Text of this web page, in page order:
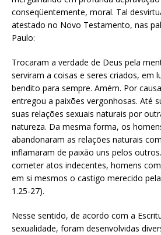
conseqüentemente, moral. Tal
atestado no Novo Testamento, nas
Paulo:
Trocaram a verdade de Deus pela
serviram a coisas e seres criados, em
bendito para sempre. Amém. Por
entregou a paixões vergonhosas. Até
suas relações sexuais naturais por
natureza. Da mesma forma, os
abandonaram as relações naturais
inflamaram de paixão uns pelos
cometer atos indecentes, homens
em si mesmos o castigo merecido
1.25-27).
Nesse sentido, de acordo com a
sexualidade, foram desenvolvidas